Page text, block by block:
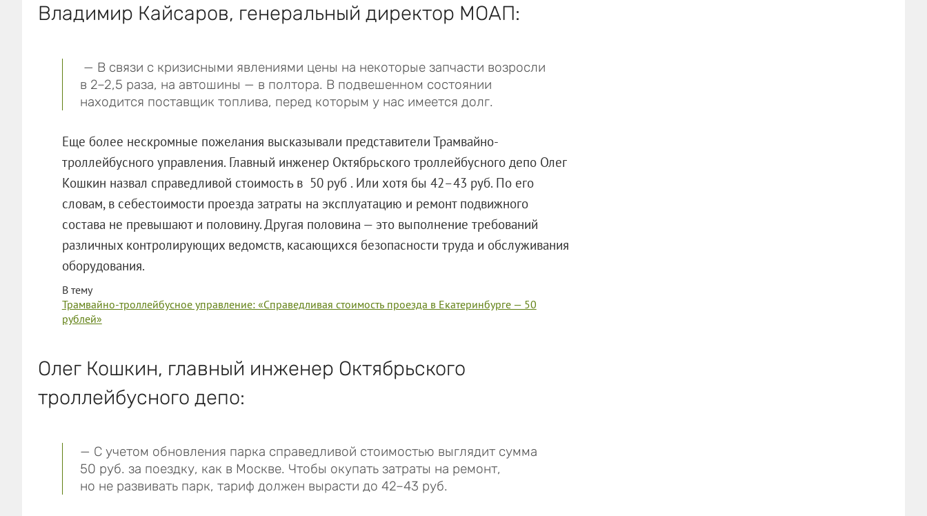
Владимир Кайсаров, генеральный директор МОАП:
— В связи с кризисными явлениями цены на некоторые запчасти возросли
в 2–2,5 раза, на автошины — в полтора. В подвешенном состоянии
находится поставщик топлива, перед которым у нас имеется долг.
Еще более нескромные пожелания высказывали представители Трамвайно-
троллейбусного управления. Главный инженер Октябрьского троллейбусного депо Олег
Кошкин назвал справедливой стоимость в 50 руб . Или хотя бы 42–43 руб. По его
словам, в себестоимости проезда затраты на эксплуатацию и ремонт подвижного
состава не превышают и половину. Другая половина — это выполнение требований
различных контролирующих ведомств, касающихся безопасности труда и обслуживания
оборудования.
В тему
Трамвайно-троллейбусное управление: «Справедливая стоимость проезда в Екатеринбурге — 50
рублей»
Олег Кошкин, главный инженер Октябрьского
троллейбусного депо:
— С учетом обновления парка справедливой стоимостью выглядит сумма
50 руб. за поездку, как в Москве. Чтобы окупать затраты на ремонт,
но не развивать парк, тариф должен вырасти до 42–43 руб.